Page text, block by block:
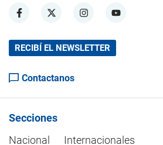
RECIBÍ EL NEWSLETTER
Contactanos
Secciones
Nacional
Internacionales